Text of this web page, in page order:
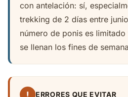
con antelación: sí,
trekking de 2 días entre
número de ponis es
se llenan los fines de
! ERRORES QUE EVITAR